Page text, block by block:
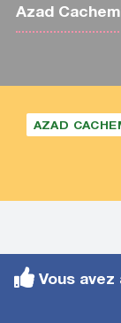
Azad
AZAD
Vous